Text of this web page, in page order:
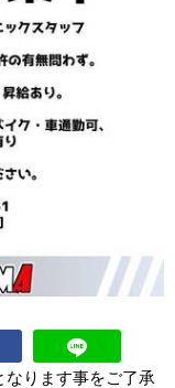
ります事をご了承